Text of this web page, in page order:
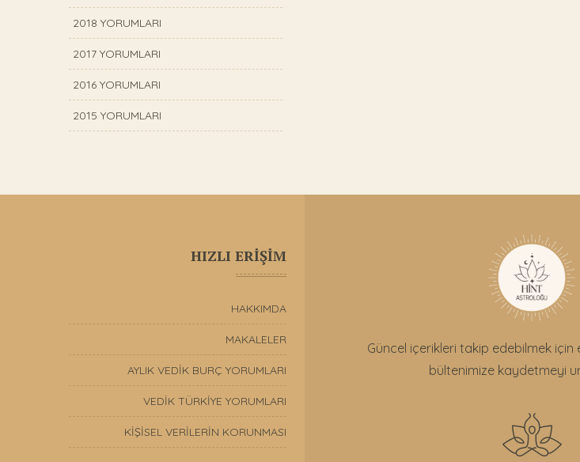
2018 YORUMLARI
2017 YORUMLARI
2016 YORUMLARI
2015 YORUMLARI
HIZLI ERİŞİM
HAKKIMDA
MAKALELER
AYLIK VEDİK BURÇ YORUMLARI
VEDİK TÜRKİYE YORUMLARI
KİŞİSEL VERİLERİN KORUNMASI
Güncel içerikleri takip edebilmek
bültenimize kaydetmeyi